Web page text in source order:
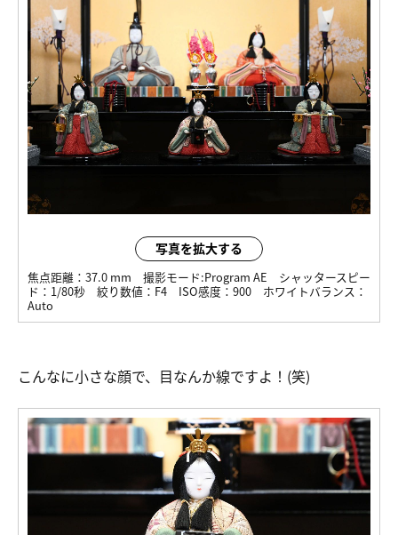
写真を拡大する
焦点距離： 37.0 mm 撮影モード:Program AE
シャッタースピー
ド： 1/80秒 絞り数値： F4 ISO感度： 900
ホワイトバランス：
Auto
こんなに小さな顔で、目なんか線ですよ！(笑)